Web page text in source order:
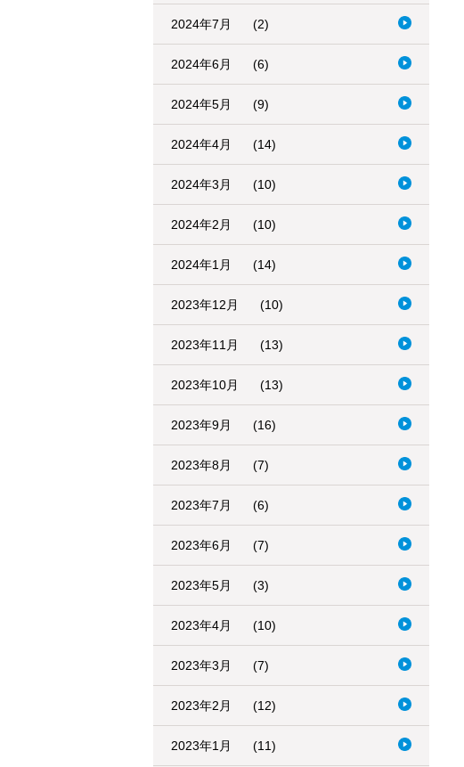
2024年7月 (2)
2024年6月 (6)
2024年5月 (9)
2024年4月 (14)
2024年3月 (10)
2024年2月 (10)
2024年1月 (14)
2023年12月 (10)
2023年11月 (13)
2023年10月 (13)
2023年9月 (16)
2023年8月 (7)
2023年7月 (6)
2023年6月 (7)
2023年5月 (3)
2023年4月 (10)
2023年3月 (7)
2023年2月 (12)
2023年1月 (11)